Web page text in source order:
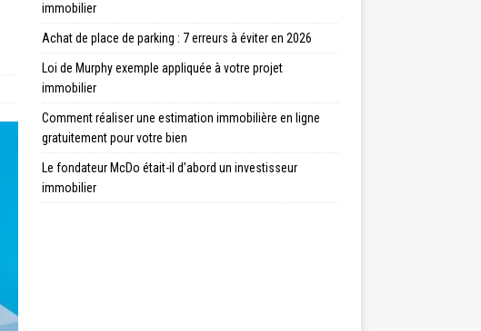
immobilier
Achat de place de parking : 7 erreurs à éviter en 2026
Loi de Murphy exemple appliquée à votre projet
immobilier
Comment réaliser une estimation immobilière en ligne
gratuitement pour votre bien
Le fondateur McDo était-il d’abord un investisseur
immobilier